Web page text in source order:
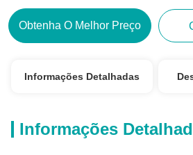
Obtenha O Melhor Preço
Informações Detalhadas
Informações